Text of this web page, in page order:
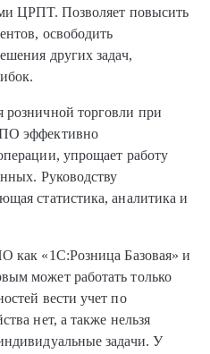
ЦРПТ. Позволяет повысить
освободить
других задач,
розничной торговли при
эффективно
упрощает работу
Руководству
статистика, аналитика и
как «1С:Розница Базовая» и
может работать только
вести учет по
нет, а также нельзя
задачи. У